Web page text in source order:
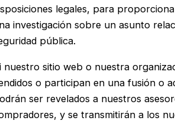
legales, para
investigación sobre un asunto
pública.
nuestro sitio web o nuestra
o participan en una fusión o
ser revelados a nuestros
y se transmitirán a los